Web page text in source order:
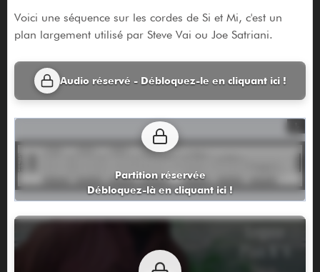
Voici une séquence sur les cordes de Si et Mi, c'est un
plan largement utilisé par Steve Vai ou Joe Satriani.
Audio réservé - Débloquez-le en cliquant ici !
Partition réservée
Débloquez-là en cliquant ici !